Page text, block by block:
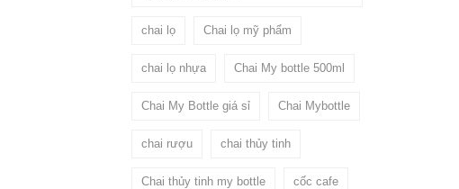
chai lọ Chai lọ mỹ phẩm
chai lọ nhựa Chai My bottle 500ml
Chai My Bottle giá sỉ Chai Mybottle
chai rượu chai thủy tinh
Chai thủy tinh my bottle cốc cafe